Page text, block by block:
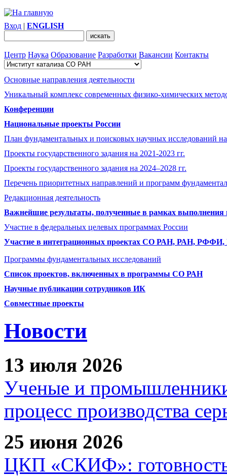
Вход | ENGLISH
Центр Наука Образование Разработки Вакансии Контакты
Основные направления деятельности
Уникальный комплекс современных физико-химических
Конференции
Национальные проекты России
План фундаментальных и поисковых научных исследований
Проекты государственного задания на 2021-2023 гг.
Проекты государственного задания на 2024–2028 гг.
Перечень приоритетных направлений и программ
Редакционная деятельность
Важнейшие результаты, полученные в рамках выполнения
Участие в федеральных целевых программах России
Участие в интеграционных проектах СО РАН, РАН,
Программы фундаментальных исследований
Список проектов, включенных в программы СО РАН
Научные публикации сотрудников ИК
Совместные проекты
Новости
13 июля 2026
Ученые и
процесс производства
25 июня 2026
ЦКП «СКИФ»: готовность